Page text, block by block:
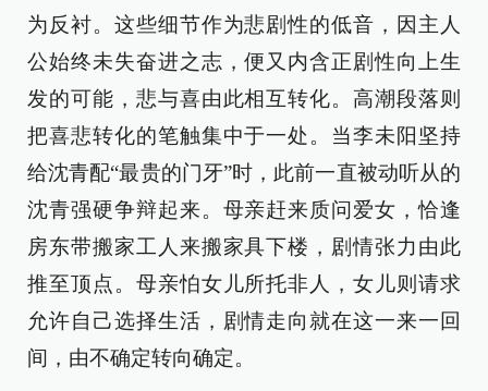
为反衬。这些细节作为悲剧性的低音，因主人
公始终未失奋进之志，便又内含正剧性向上生
发的可能，悲与喜由此相互转化。高潮段落则
把喜悲转化的笔触集中于一处。当李未阳坚持
给沈青配“最贵的门牙”时，此前一直被动听从的
沈青强硬争辩起来。母亲赶来质问爱女，恰逢
房东带搬家工人来搬家具下楼，剧情张力由此
推至顶点。母亲怕女儿所托非人，女儿则请求
允许自己选择生活，剧情走向就在这一来一回
间，由不确定转向确定。